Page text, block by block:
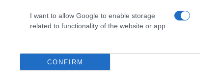
I want to allow Google to enable storage
related to functionality of the website or app.
CONFIRM
szabályok
HASONLÓ BEJEGYZÉSEK